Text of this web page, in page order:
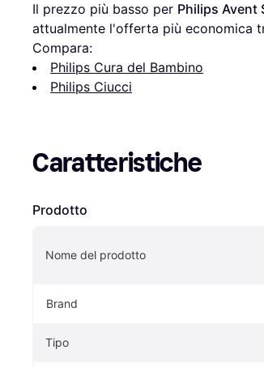
Il prezzo più basso per Philips Avent
attualmente l'offerta più economica
Compara:
Philips Cura del Bambino
Philips Ciucci
Caratteristiche
Prodotto
Nome del prodotto
Brand
Tipo